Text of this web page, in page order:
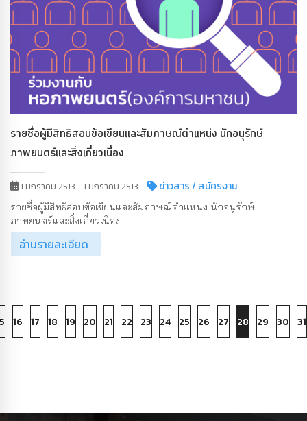
รายชื่อผู้มีสิทธิสอบข้อเขียนและสัมภาษณ์ตำแหน่ง นักอนุรักษ์
ภาพยนตร์และสิ่งเกี่ยวเนื่อง
1 มกราคม 2513 - 1 มกราคม 2513 ข่าวสาร/ สมัครงาน
รายชื่อผู้มีสิทธิสอบข้อเขียนและสัมภาษณ์ตำแหน่ง นักอนุรักษ์
ภาพยนตร์และสิ่งเกี่ยวเนื่อง
อ่านรายละเอียด
16 17 18 19 20 21 22 23 24 25 26 27 28 29 30 31